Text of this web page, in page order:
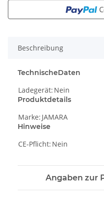
Beschreibung
TechnischeDaten
Ladegerät: Nein
Produktdetails
Marke: JAMARA
Hinweise
CE-Pflicht: Nein
Angaben zur